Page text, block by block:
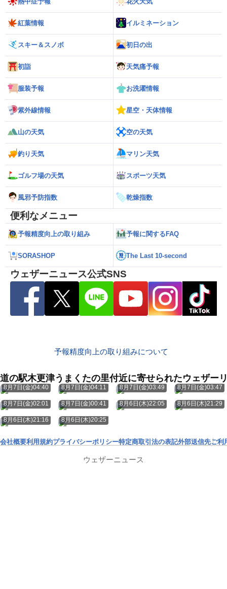
紅葉情報 イルミネーション
スキー＆スノボ 初日の出
初詣 天気痛予報
服装予報 お洗濯情報
紫外線情報 星空・天体情報
山の天気 空の天気
釣り天気 マリン天気
ゴルフ場の天気 スポーツ天気
風邪予防指数 乾燥指数
便利なメニュー
予報精度向上の取り組み 予報に関するFAQ
SORASHOP The Last 10-second
ウェザーニュース公式SNS
予報精度向上の取り組みについて
道の駅木更津うまくたの里付近に寄せられたウェザー
8月7日(金)04:40 8月7日(金)04:11 8月7日(金)03:49 8月7日(金)03:47
8月7日(金)02:01 8月7日(金)00:41 8月6日(木)22:05 8月6日(木)21:29
8月6日(木)21:16 8月6日(木)20:25
会社概要利用規約プライバシーポリシー特定商取引法の表記外部送信先ご利
ウェザーニュース